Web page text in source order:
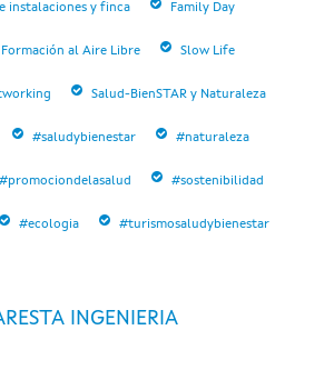
instalaciones y finca Family Day
al Aire Libre Slow Life
Salud-BienSTAR y Naturaleza
#saludybienestar #naturaleza
#promociondelasalud #sostenibilidad
#ecologia #turismosaludybienestar
INGENIERIA